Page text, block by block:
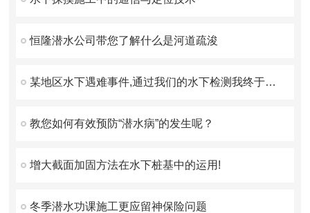
恒隆潜水公司带您了解什么是河道疏浚
某地区水下遇难事件,通过我们的水下检测我终于找到你了！
教您如何有效预防“潜水病”的发生呢？
增大截面加固方法在水下桩基中的运用!
冬季潜水功课施工更应留神保险问题